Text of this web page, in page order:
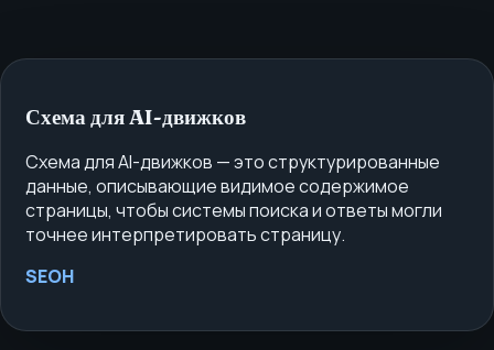
Схема для AI-движков
Схема для AI-движков — это структурированные
данные, описывающие видимое содержимое
страницы, чтобы системы поиска и ответы могли
точнее интерпретировать страницу.
SEOH